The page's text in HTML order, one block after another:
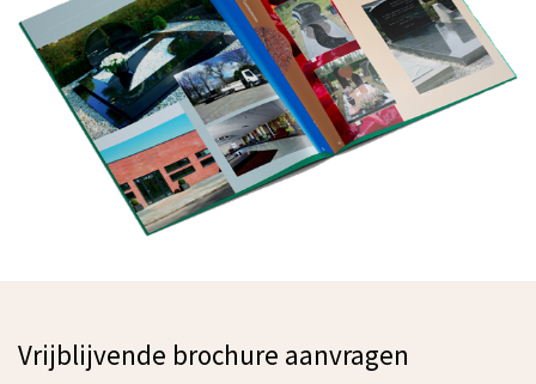
Vrijblijvende brochure aanvragen